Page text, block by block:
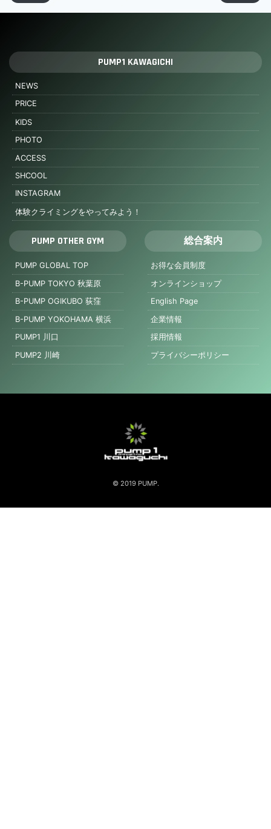
PUMP1 KAWAGICHI
NEWS
PRICE
KIDS
PHOTO
ACCESS
SHCOOL
INSTAGRAM
体験クライミングをやってみよう！
PUMP OTHER GYM
PUMP GLOBAL TOP
B-PUMP TOKYO 秋葉原
B-PUMP OGIKUBO 荻窪
B-PUMP YOKOHAMA 横浜
PUMP1 川口
PUMP2 川崎
総合案内
お得な会員制度
オンラインショップ
English Page
企業情報
採用情報
プライバシーポリシー
© 2019 PUMP.